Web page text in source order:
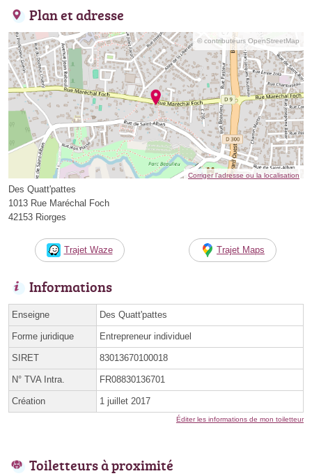
Plan et adresse
© contributeurs OpenStreetMap
Corriger l’adresse ou la localisation
Des Quatt'pattes
1013 Rue Maréchal Foch
42153 Riorges
Trajet Waze Trajet Maps
Informations
Enseigne Des Quatt'pattes
Forme juridique Entrepreneur individuel
SIRET 83013670100018
N° TVA Intra. FR08830136701
Création 1 juillet 2017
Éditer les informations de mon toiletteur
Toiletteurs à proximité